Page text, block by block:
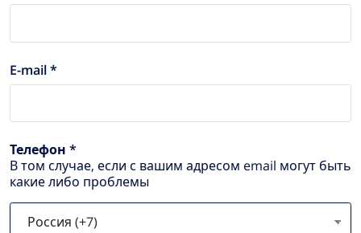
E-mail *
Телефон *
В том случае, если с вашим адресом email могут быть
какие либо проблемы